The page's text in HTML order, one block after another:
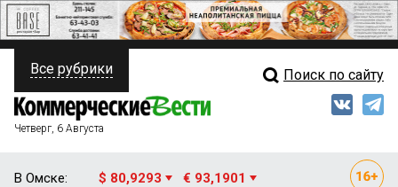
ПОЛИТИКА
ФИНАНСЫ
Свежий выпуск
Все рубрики Поиск по сайту
Четверг, 6 Августа
В Омске: $ 80,9293 € 93,1901